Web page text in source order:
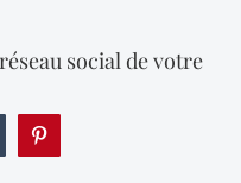
social de votre
Tumblr